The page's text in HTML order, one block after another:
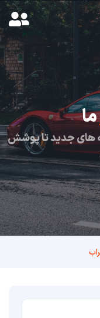
ما
های جدید تا پوشش